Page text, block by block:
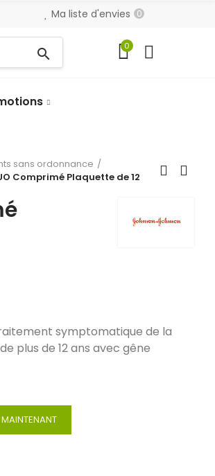
Ma liste d'envies 0
search 0
sans ordonnance
Comprimé Plaquette de 12
symptomatique de la
plus de 12 ans avec gêne